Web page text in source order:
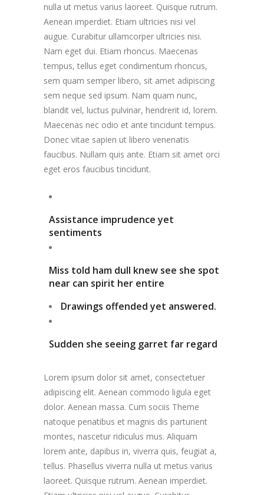
nulla ut metus varius laoreet. Quisque rutrum.
Aenean imperdiet. Etiam ultricies nisi vel
augue. Curabitur ullamcorper ultricies nisi.
Nam eget dui. Etiam rhoncus. Maecenas
tempus, tellus eget condimentum rhoncus,
sem quam semper libero, sit amet adipiscing
sem neque sed ipsum. Nam quam nunc,
blandit vel, luctus pulvinar, hendrerit id, lorem.
Maecenas nec odio et ante tincidunt tempus.
Donec vitae sapien ut libero venenatis
faucibus. Nullam quis ante. Etiam sit amet orci
eget eros faucibus tincidunt.
Assistance imprudence yet
sentiments
Miss told ham dull knew see she spot
near can spirit her entire
Drawings offended yet answered.
Sudden she seeing garret far regard
Lorem ipsum dolor sit amet, consectetuer
adipiscing elit. Aenean commodo ligula eget
dolor. Aenean massa. Cum sociis Theme
natoque penatibus et magnis dis parturient
montes, nascetur ridiculus mus. Aliquam
lorem ante, dapibus in, viverra quis, feugiat a,
tellus. Phasellus viverra nulla ut metus varius
laoreet. Quisque rutrum. Aenean imperdiet.